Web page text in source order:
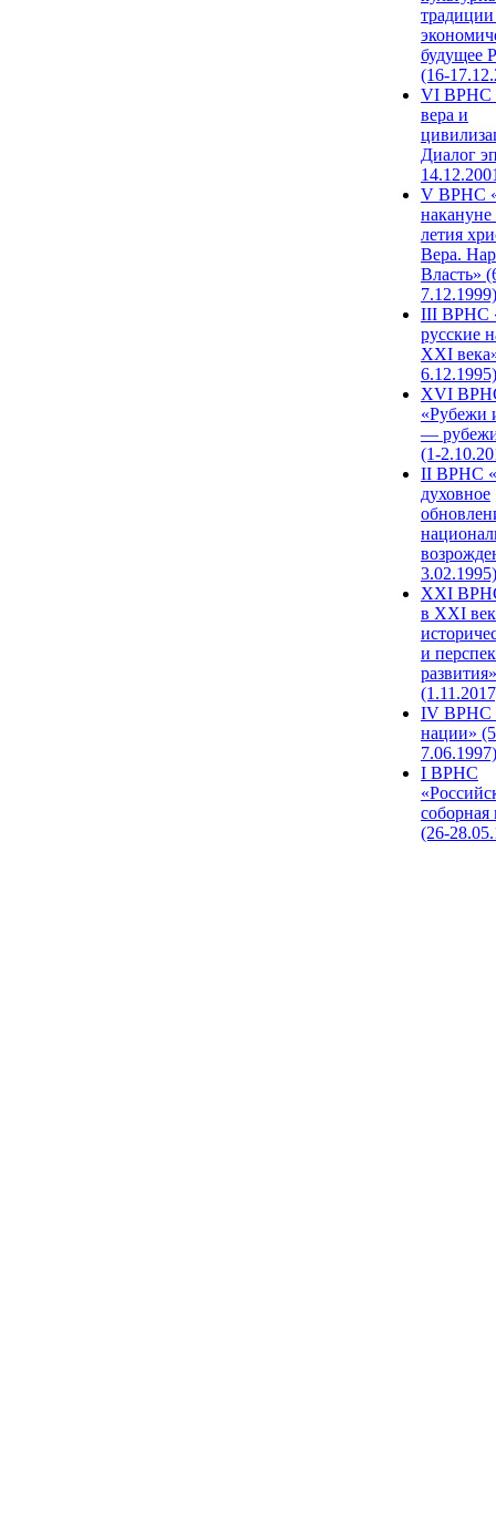
будущее
(16-
VI ВРНС
вера и
Диалог
V ВРНС
накануне
летия
Вера.
Власть»
7.12.1999)
III ВРНС
русские
XXI
6.12.1995)
XVI
«Рубежи
—
(1-
II ВРНС
духовное
3.02.1995)
XХI
в XXI
и
развития»
IV ВРНС
нации»
7.06.1997)
I ВРНС
(26-